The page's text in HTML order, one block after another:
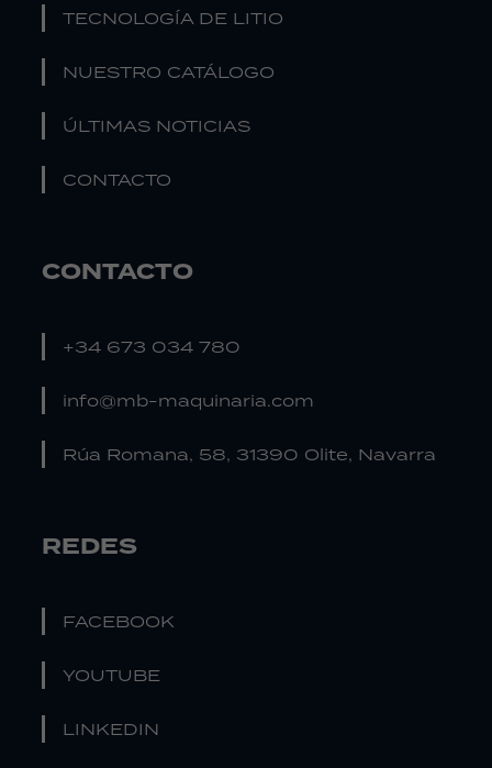
TECNOLOGÍA DE LITIO
NUESTRO CATÁLOGO
ÚLTIMAS NOTICIAS
CONTACTO
CONTACTO
+34 673 034 780
info@mb-maquinaria.com
Rúa Romana, 58, 31390 Olite, Navarra
REDES
FACEBOOK
YOUTUBE
LINKEDIN